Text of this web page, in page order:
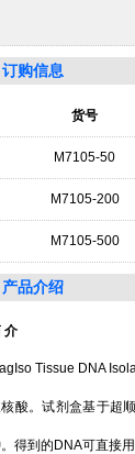
订购信息
货号
M7105-50
M7105-200
M7105-500
产品介绍
介
Tissue DNA
酸。试剂盒基于超
得到的DNA可直接